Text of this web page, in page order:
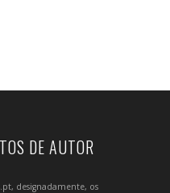
DE AUTOR
designadamente, os